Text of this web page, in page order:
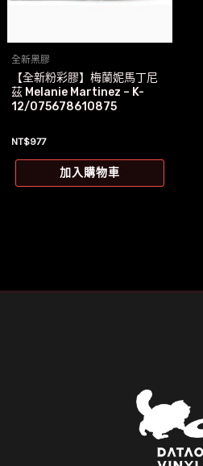
全新黑膠
【全新粉彩膠】梅蘭妮馬丁尼
茲 Melanie Martinez – K-
12/075678610875
NT$977
加入購物車